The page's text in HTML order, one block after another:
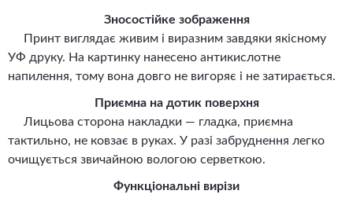
Зносостійке зображення
Принт виглядає живим і виразним завдяки якісному
УФ друку. На картинку нанесено антикислотне
напилення, тому вона довго не вигоряє і не затирається.
Приємна на дотик поверхня
Лицьова сторона накладки — гладка, приємна
тактильно, не ковзає в руках. У разі забруднення легко
очищується звичайною вологою серветкою.
Функціональні вирізи